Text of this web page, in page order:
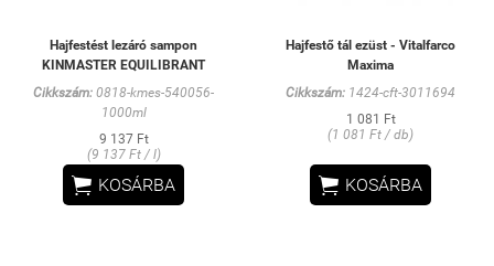
Hajfestést lezáró sampon
KINMASTER EQUILIBRANT
Cikkszám: 0818-kmes-540056-
1000ml
9 137 Ft
(9 137 Ft / l)
 KOSÁRBA
Hajfestő tál ezüst - Vitalfarco
Maxima
Cikkszám: 1424-cft-3011694
1 081 Ft
(1 081 Ft / db)
 KOSÁRBA